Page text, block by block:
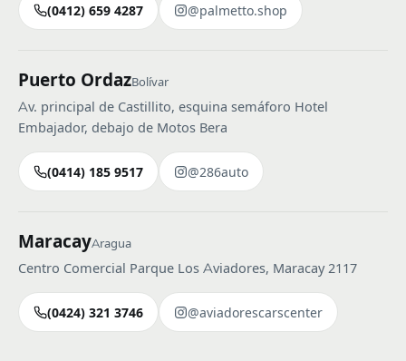
(0412) 659 4287 @palmetto.shop
Puerto OrdazBolívar
Av. principal de Castillito, esquina semáforo Hotel
Embajador, debajo de Motos Bera
(0414) 185 9517 @286auto
MaracayAragua
Centro Comercial Parque Los Aviadores, Maracay 2117
(0424) 321 3746 @aviadorescarscenter